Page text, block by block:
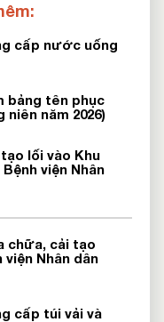
cấp nước uống
bảng tên phục
năm 2026)
lối vào Khu
viện Nhân
chữa, cải tạo
Nhân dân
cấp túi vải và